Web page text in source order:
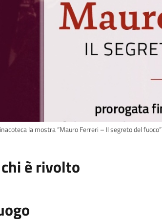
la mostra “Mauro Ferreri – Il segreto del fuoco”
è rivolto